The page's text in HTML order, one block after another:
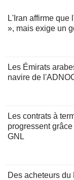
L'Iran affirme que
», mais exige un
Les Émirats
navire de
Les contrats à
progressent
GNL
Des acheteurs